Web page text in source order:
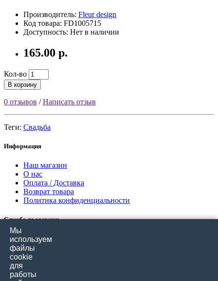
Производитель: Fleur design
Код товара: FD1005715
Доступность: Нет в наличии
165.00 р.
Кол-во
В корзину
0 отзывов /Написать отзыв
Теги: Свадьба
Информация
Наш магазин
О нас
Оплата / Доставка
Возврат товара
Политика конфиденциальности
Служба поддержки
Связаться с нами
Отзывы покупателей
Карта сайта
Дополнительно
Мы
используем
файлы
cookie
для
работы